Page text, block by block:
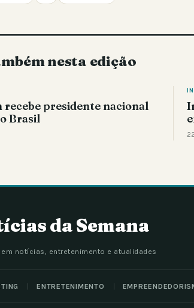
nesta edição
recebe presidente nacional
Brasil
da Semana
em notícias, entretenimento e atualidades
ENTRETENIMENTO